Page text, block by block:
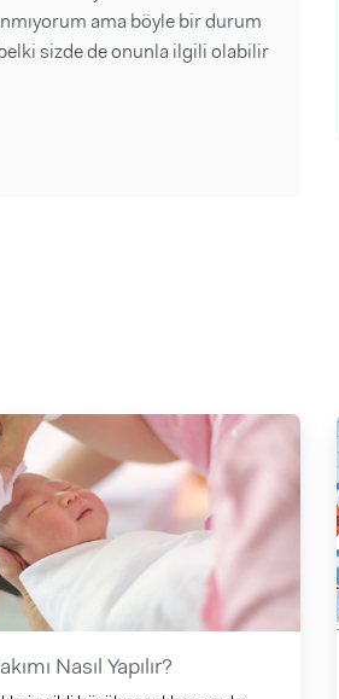
ama böyle bir durum
sizde de onunla ilgili olabilir
Nasıl Yapılır?